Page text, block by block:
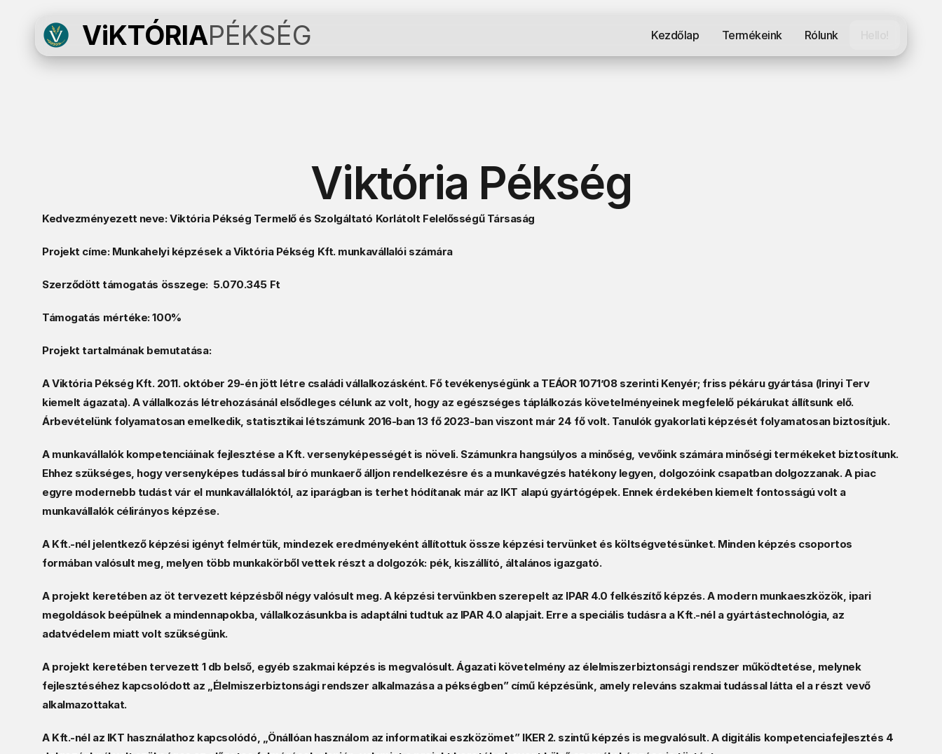
ViKTÓRIAPÉKSÉG Kezdőlap Termékeink Rólunk
Viktória Pékség
Kedvezményezett neve: Viktória Pékség Termelő és Szolgáltató Korlátolt Felelősségű Társaság
Projekt címe: Munkahelyi képzések a Viktória Pékség Kft. munkavállalói számára
Szerződött támogatás összege:  5.070.345 Ft
Támogatás mértéke: 100%
Projekt tartalmának bemutatása:
A Viktória Pékség Kft. 2011. október 29-én jött létre családi vállalkozásként. Fő tevékenységünk a TEÁOR 1071’08 szerinti Kenyér; friss pékáru gyártása (Irinyi Terv
kiemelt ágazata). A vállalkozás létrehozásánál elsődleges célunk az volt, hogy az egészséges táplálkozás követelményeinek megfelelő pékárukat állítsunk elő.
Árbevételünk folyamatosan emelkedik, statisztikai létszámunk 2016-ban 13 fő 2023-ban viszont már 24 fő volt. Tanulók gyakorlati képzését folyamatosan biztosítjuk.
A munkavállalók kompetenciáinak fejlesztése a Kft. versenyképességét is növeli. Számunkra hangsúlyos a minőség, vevőink számára minőségi termékeket biztosítunk.
Ehhez szükséges, hogy versenyképes tudással bíró munkaerő álljon rendelkezésre és a munkavégzés hatékony legyen, dolgozóink csapatban dolgozzanak. A piac
egyre modernebb tudást vár el munkavállalóktól, az iparágban is terhet hódítanak már az IKT alapú gyártógépek. Ennek érdekében kiemelt fontosságú volt a
munkavállalók célirányos képzése.
A Kft.-nél jelentkező képzési igényt felmértük, mindezek eredményeként állítottuk össze képzési tervünket és költségvetésünket. Minden képzés csoportos
formában valósult meg, melyen több munkakörből vettek részt a dolgozók: pék, kiszállító, általános igazgató.
A projekt keretében az öt tervezett képzésből négy valósult meg. A képzési tervünkben szerepelt az IPAR 4.0 felkészítő képzés. A modern munkaeszközök, ipari
megoldások beépülnek a mindennapokba, vállalkozásunkba is adaptálni tudtuk az IPAR 4.0 alapjait. Erre a speciális tudásra a Kft.-nél a gyártástechnológia, az
adatvédelem miatt volt szükségünk.
A projekt keretében tervezett 1 db belső, egyéb szakmai képzés is megvalósult. Ágazati követelmény az élelmiszerbiztonsági rendszer működtetése, melynek
fejlesztéséhez kapcsolódott az „Élelmiszerbiztonsági rendszer alkalmazása a pékségben” című képzésünk, amely releváns szakmai tudással látta el a részt vevő
alkalmazottakat.
A Kft.-nél az IKT használathoz kapcsolódó, „Önállóan használom az informatikai eszközömet” IKER 2. szintű képzés is megvalósult. A digitális kompetenciafejlesztés 4